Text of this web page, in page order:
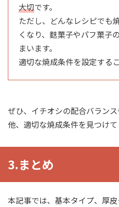
大切​です。
ただし、どんなレシピでも
くなり、麩菓子やパフ菓子
まいます。
適切な焼成条件を設定する
ぜひ、イチオシの配合バラン
他、適切な焼成条件を見つけて
3.まとめ
本記事では、基本タイプ、厚